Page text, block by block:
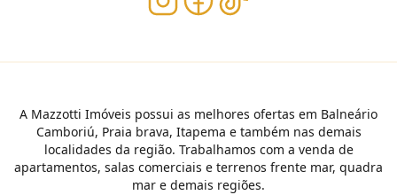
A Mazzotti Imóveis possui as melhores ofertas em Balneário
Camboriú, Praia brava, Itapema e também nas demais
localidades da região. Trabalhamos com a venda de
apartamentos, salas comerciais e terrenos frente mar, quadra
mar e demais regiões.